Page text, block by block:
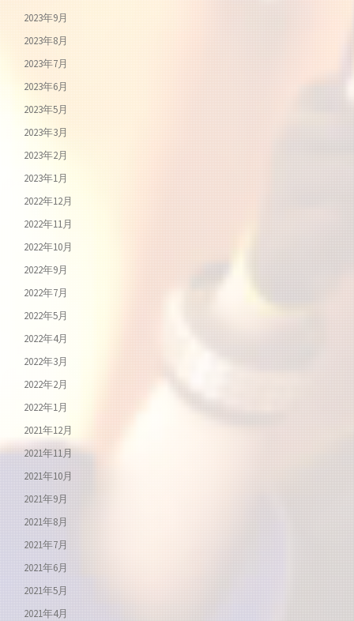
2023年9月
2023年8月
2023年7月
2023年6月
2023年5月
2023年3月
2023年2月
2023年1月
2022年12月
2022年11月
2022年10月
2022年9月
2022年7月
2022年5月
2022年4月
2022年3月
2022年2月
2022年1月
2021年12月
2021年11月
2021年10月
2021年9月
2021年8月
2021年7月
2021年6月
2021年5月
2021年4月